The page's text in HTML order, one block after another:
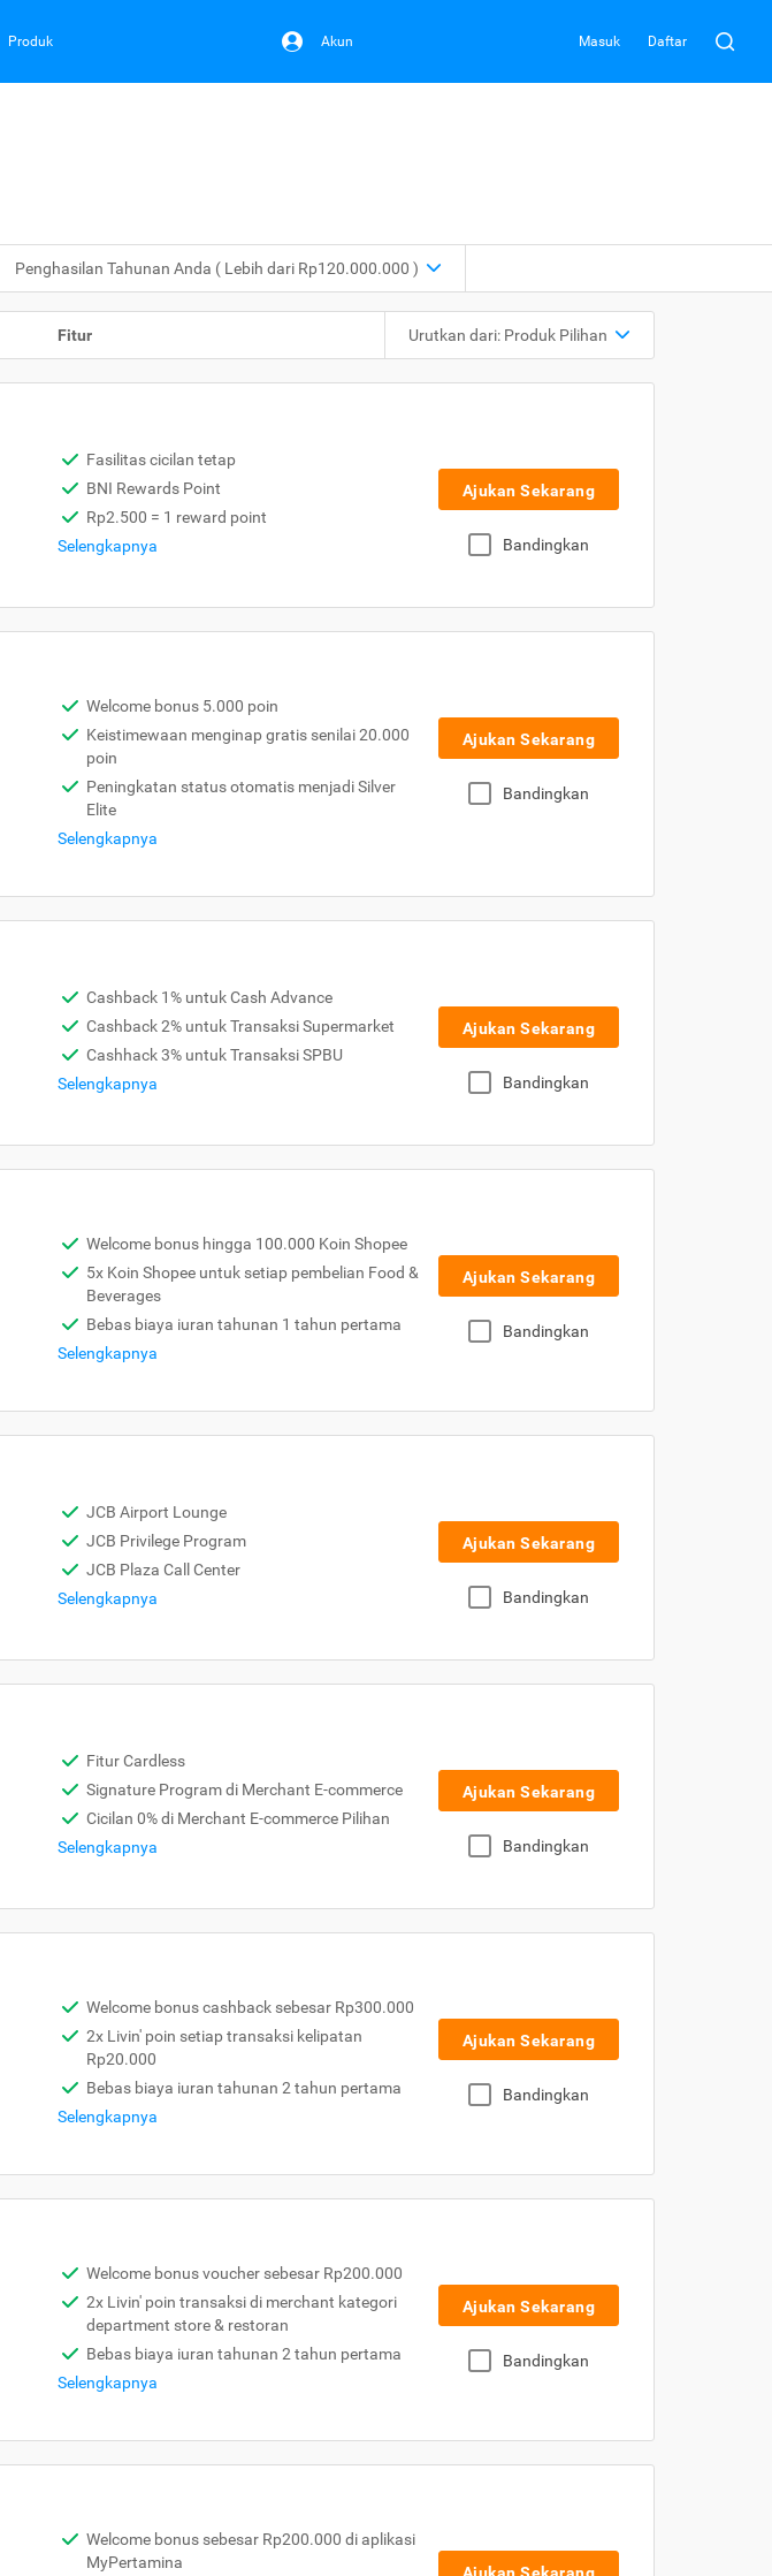
Produk Akun Masuk Daftar
Penghasilan Tahunan Anda ( Lebih dari Rp120.000.000 )
Fitur Urutkan dari: Produk Pilihan
Fasilitas cicilan tetap
BNI Rewards Point
Rp2.500 = 1 reward point
Selengkapnya
Ajukan Sekarang
Bandingkan
Welcome bonus 5.000 poin
Keistimewaan menginap gratis senilai 20.000
poin
Peningkatan status otomatis menjadi Silver
Elite
Selengkapnya
Ajukan Sekarang
Bandingkan
Cashback 1% untuk Cash Advance
Cashback 2% untuk Transaksi Supermarket
Cashhack 3% untuk Transaksi SPBU
Selengkapnya
Ajukan Sekarang
Bandingkan
Welcome bonus hingga 100.000 Koin Shopee
5x Koin Shopee untuk setiap pembelian Food &
Beverages
Bebas biaya iuran tahunan 1 tahun pertama
Selengkapnya
Ajukan Sekarang
Bandingkan
JCB Airport Lounge
JCB Privilege Program
JCB Plaza Call Center
Selengkapnya
Ajukan Sekarang
Bandingkan
Fitur Cardless
Signature Program di Merchant E-commerce
Cicilan 0% di Merchant E-commerce Pilihan
Selengkapnya
Ajukan Sekarang
Bandingkan
Welcome bonus cashback sebesar Rp300.000
2x Livin' poin setiap transaksi kelipatan
Rp20.000
Bebas biaya iuran tahunan 2 tahun pertama
Selengkapnya
Ajukan Sekarang
Bandingkan
Welcome bonus voucher sebesar Rp200.000
2x Livin' poin transaksi di merchant kategori
department store & restoran
Bebas biaya iuran tahunan 2 tahun pertama
Selengkapnya
Ajukan Sekarang
Bandingkan
Welcome bonus sebesar Rp200.000 di aplikasi
MyPertamina